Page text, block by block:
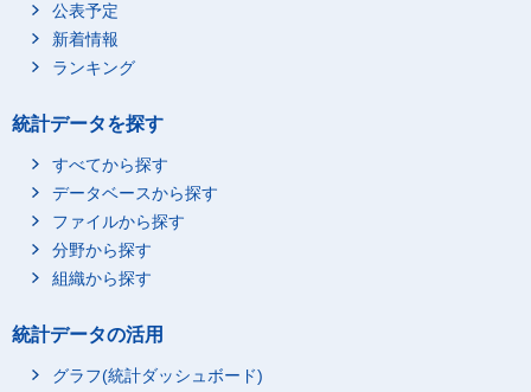
公表予定
新着情報
ランキング
統計データを探す
すべてから探す
データベースから探す
ファイルから探す
分野から探す
組織から探す
統計データの活用
グラフ(統計ダッシュボード)